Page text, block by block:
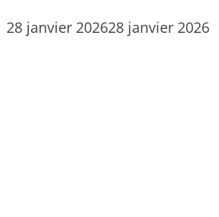
28 janvier 202628 janvier 2026